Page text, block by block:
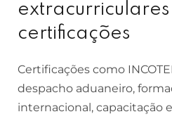
extracurriculares
certificações
Certificações como
despacho aduaneiro,
internacional, capacitação